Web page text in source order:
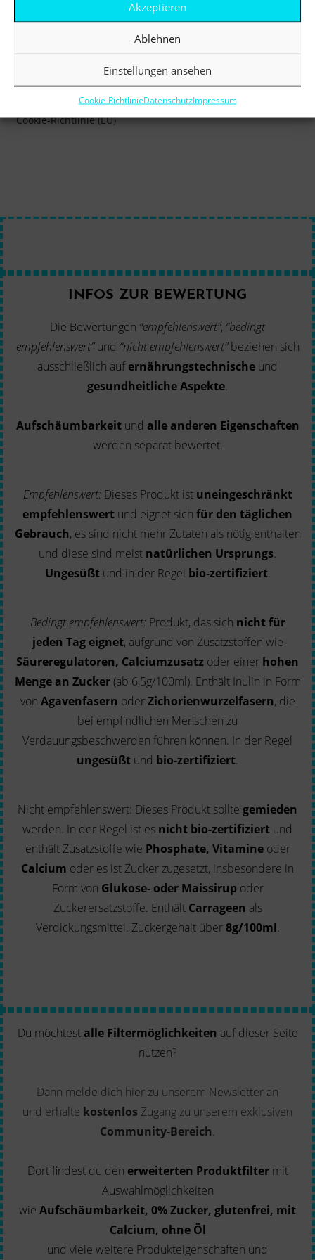
Akzeptieren
Ablehnen
Einstellungen ansehen
Cookie-RichtlinieDatenschutzImpressum
Allgemeine Geschäftsbedingungen
Widerrufsrecht/Wiederrufsbelehrung
Cookie-Richtlinie (EU)
INFOS ZUR BEWERTUNG
Die Bewertungen “empfehlenswert”, “bedingt
empfehlenswert”und “nicht empfehlenswert”beziehen sich
ausschließlich aufernährungstechnische und
gesundheitliche Aspekte.
Aufschäumbarkeitund alle anderen Eigenschaften
werden separat bewertet.
Empfehlenswert: Dieses Produkt ist uneingeschränkt
empfehlenswert und eignet sich für den täglichen
Gebrauch, es sind nicht mehr Zutaten als nötig enthalten
und diese sind meist natürlichen Ursprungs.
Ungesüßtund in der Regel bio-zertifiziert.
Bedingt empfehlenswert: Produkt, das sich nicht für
jeden Tag eignet, aufgrund von Zusatzstoffen wie
Säureregulatoren, Calciumzusatz oder einer hohen
Menge an Zucker(ab 6,5g/100ml). Enthält Inulin in Form
von Agavenfasern oderZichorienwurzelfasern, die
bei empfindlichen Menschen zu
Verdauungsbeschwerden führen können. In der Regel
ungesüßt und bio-zertifiziert.
Nicht empfehlenswert: Dieses Produkt sollte gemieden
werden. In der Regel ist es nicht bio-zertifiziert und
enthält Zusatzstoffe wie Phosphate, Vitamine oder
Calcium oder es ist Zucker zugesetzt, insbesondere in
Form von Glukose- oder Maissirupoder
Zuckerersatzstoffe. Enthält Carrageen als
Verdickungsmittel. Zuckergehalt über8g/100ml.
Du möchtest alle Filtermöglichkeiten auf dieser Seite
nutzen?
Dann melde dich hier zu unserem Newsletter an
und erhalte kostenlos Zugang zu unserem exklusiven
Community-Bereich.
Dort findest du den erweiterten Produktfiltermit
Auswahlmöglichkeiten
wie Aufschäumbarkeit, 0% Zucker, glutenfrei, mit
Calcium, ohne Öl
und viele weitere Produkteigenschaften und